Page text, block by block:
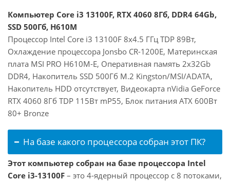
Компьютер Core i3 13100F, RTX 4060 8Гб, DDR4 64Gb,
SSD 500Гб, H610M
Процессор Intel Core i3 13100F 8x4.5 ГГц TDP 89Вт,
Охлаждение процессора Jonsbo CR-1200E, Материнская
плата MSI PRO H610M-E, Оперативная память 2x32Gb
DDR4, Накопитель SSD 500Гб M.2 Kingston/MSI/ADATA,
Накопитель HDD отсутствует, Видеокарта nVidia GeForce
RTX 4060 8Гб TDP 115Вт mP55, Блок питания ATX 600Вт
80+ Bronze
На базе какого процессора собран этот ПК?
Этот компьютер собран на базе процессора Intel
Core i3-13100F – это 4-ядерный процессор с 8 потоками,